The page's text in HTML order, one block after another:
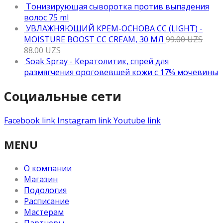
Тонизирующая сыворотка против выпадения
волос 75 ml
УВЛАЖНЯЮЩИЙ КРЕМ-ОСНОВА CC (LIGHT) -
MOISTURE BOOST CC CREAM, 30 МЛ 99.00UZS
88.00 UZS
Soak Spray - Кератолитик, спрей для
размягчения ороговевшей кожи с 17% мочевины
Социальные сети
Facebook link Instagram linkYoutube link
MENU
О компании
Магазин
Подология
Расписание
Мастерам